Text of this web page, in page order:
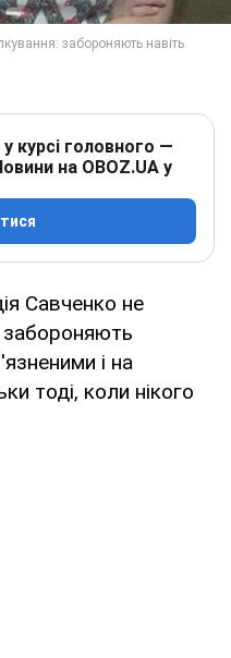
курсі головного —
на OBOZ.UA у
Савченко не
забороняють
і на
тоді, коли нікого